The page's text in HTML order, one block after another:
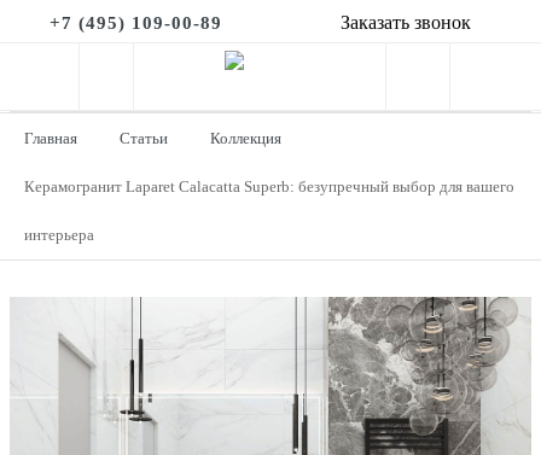
+7 (495) 109-00-89 Заказать звонок
Главная Статьи Коллекция
Керамогранит Laparet Calacatta Superb: безупречный выбор для вашего
интерьера